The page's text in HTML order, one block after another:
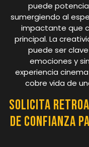
puede
sumergiendo al
impactante que
principal. La
puede ser
emociones y
experiencia
cobre vida de
Solicita
de confianza